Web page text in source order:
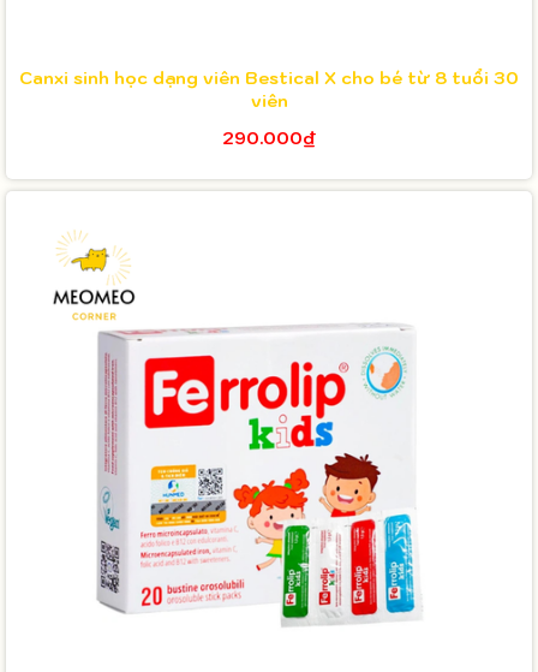
Canxi sinh học dạng viên Bestical X cho bé từ 8 tuổi 30
viên
290.000₫